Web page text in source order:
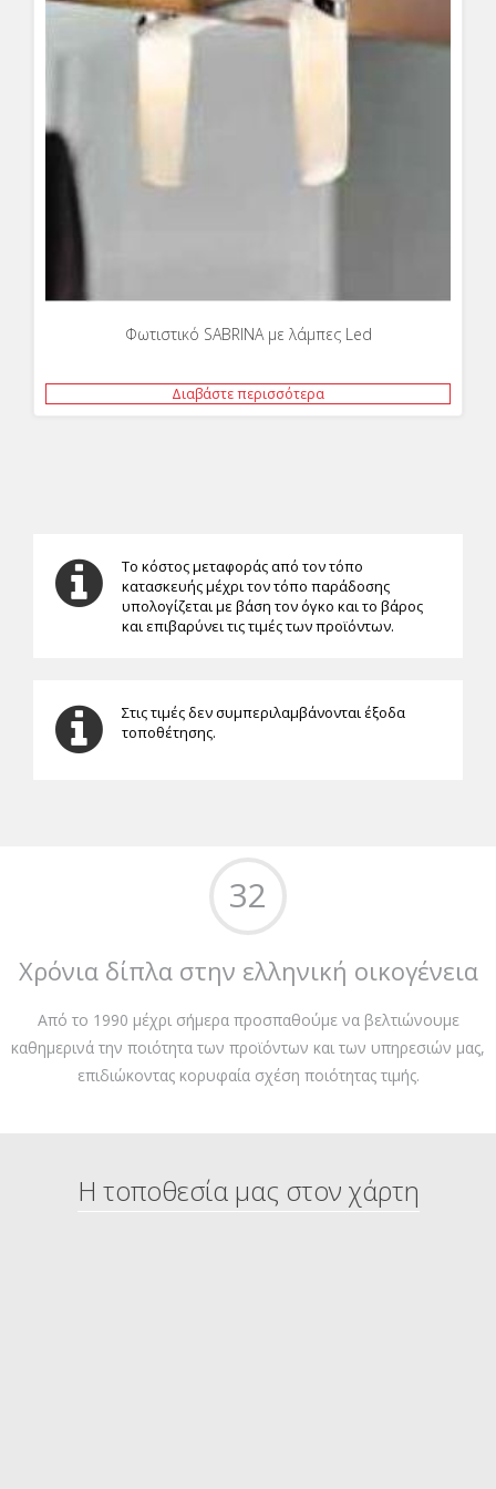
Φωτιστικό SABRINA με λάμπες Led
Διαβάστε περισσότερα
Το κόστος μεταφοράς από τον τόπο
κατασκευής μέχρι τον τόπο παράδοσης
υπολογίζεται με βάση τον όγκο και το βάρος
και επιβαρύνει τις τιμές των προϊόντων.
Στις τιμές δεν συμπεριλαμβάνονται έξοδα
τοποθέτησης.
32
Χρόνια δίπλα στην ελληνική οικογένεια
Από το 1990 μέχρι σήμερα προσπαθούμε να βελτιώνουμε
καθημερινά την ποιότητα των προϊόντων και των υπηρεσιών μας,
επιδιώκοντας κορυφαία σχέση ποιότητας τιμής.
Η τοποθεσία μας στον χάρτη